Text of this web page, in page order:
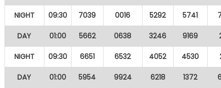
NIGHT 09:30 7039 0016 5292 5741
DAY 01:00 5662 0638 3246 9169
NIGHT 09:30 6651 6532 4052 4530
DAY 01:00 5954 9924 6218 1372